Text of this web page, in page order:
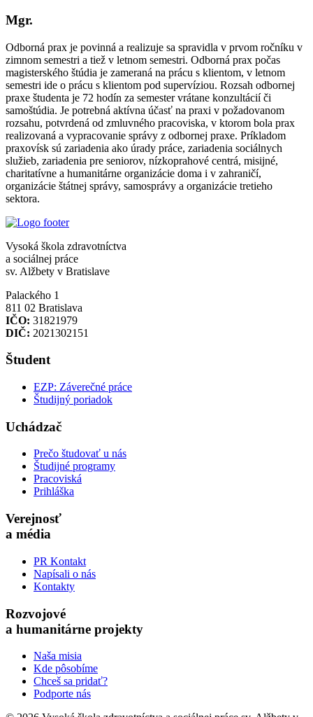
Mgr.
Odborná prax je povinná a realizuje sa spravidla v prvom ročníku v
zimnom semestri a tiež v letnom semestri. Odborná prax počas
magisterského štúdia je zameraná na prácu s klientom, v letnom
semestri ide o prácu s klientom pod supervíziou. Rozsah odbornej
praxe študenta je 72 hodín za semester vrátane konzultácií či
samoštúdia. Je potrebná aktívna účasť na praxi v požadovanom
rozsahu, potvrdená od zmluvného pracoviska, v ktorom bola prax
realizovaná a vypracovanie správy z odbornej praxe. Príkladom
praxovísk sú zariadenia ako úrady práce, zariadenia sociálnych
služieb, zariadenia pre seniorov, nízkoprahové centrá, misijné,
charitatívne a humanitárne organizácie doma i v zahraničí,
organizácie štátnej správy, samosprávy a organizácie tretieho
sektora.
Vysoká škola zdravotníctva
a sociálnej práce
sv. Alžbety v Bratislave
Palackého 1
811 02 Bratislava
IČO: 31821979
DIČ: 2021302151
Študent
EZP: Záverečné práce
Študijný poriadok
Uchádzač
Prečo študovať u nás
Študijné programy
Pracoviská
Prihláška
Verejnosť
a média
PR Kontakt
Napísali o nás
Kontakty
Rozvojové
a humanitárne projekty
Naša misia
Kde pôsobíme
Chceš sa pridať?
Podporte nás